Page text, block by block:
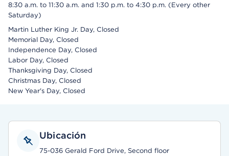
8:30 a.m. to 11:30 a.m. and 1:30 p.m. to 4:30 p.m. (Every other
Saturday)
Martin Luther King Jr. Day, Closed
Memorial Day, Closed
Independence Day, Closed
Labor Day, Closed
Thanksgiving Day, Closed
Christmas Day, Closed
New Year's Day, Closed
Ubicación
75-036 Gerald Ford Drive, Second floor